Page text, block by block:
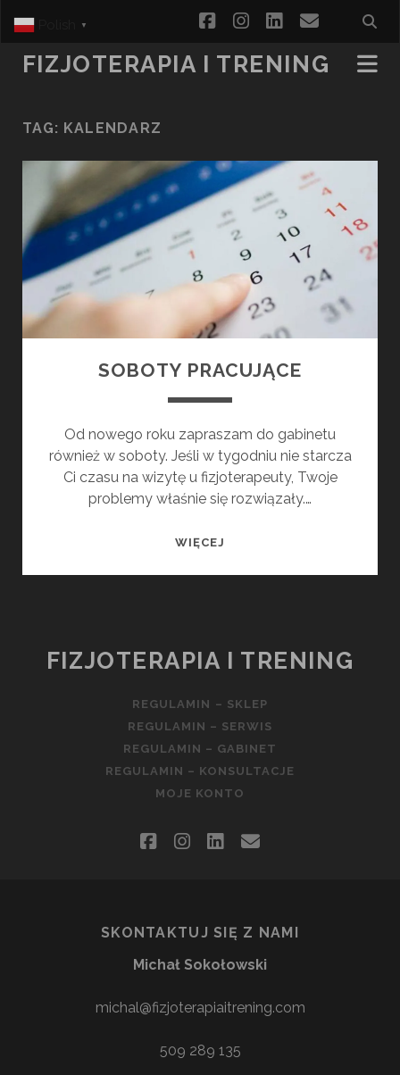
facebookinstagram
linkedinemail
FIZJOTERAPIA I TRENING
TAG: KALENDARZ
SOBOTY PRACUJĄCE
Od nowego roku zapraszam do gabinetu
również w soboty. Jeśli w tygodniu nie starcza
Ci czasu na wizytę u fizjoterapeuty, Twoje
problemy właśnie się rozwiązały.…
WIĘCEJ
FIZJOTERAPIA I TRENING
REGULAMIN – SKLEP
REGULAMIN – SERWIS
REGULAMIN – GABINET
REGULAMIN – KONSULTACJE
MOJE KONTO
facebookinstagram
linkedin
email
SKONTAKTUJ SIĘ Z NAMI
Michał Sokołowski
michal@fizjoterapiaitrening.com
509 289 135
▼